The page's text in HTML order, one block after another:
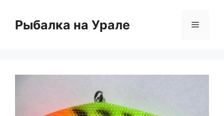
содержимому
Рыбалка на Урале Меню